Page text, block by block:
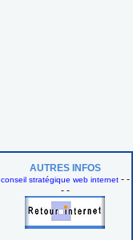
AUTRES INFOS
conseil stratégique web internet- -
- -